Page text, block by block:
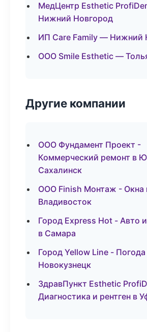
МедЦентр Esthetic
Нижний Новгород
ИП Care Family — Нижний
ООО Smile Esthetic —
Другие компании
ООО Фундамент Проект -
Коммерческий ремонт в
Сахалинск
ООО Finish Монтаж - Окна
Владивосток
Город Express Hot - Авто
в Самара
Город Yellow Line -
Новокузнецк
ЗдравПункт Esthetic
Диагностика и рентген в